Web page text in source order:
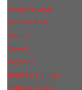
Ariana Grande
Armand Basi
Azzaro
Benefit
Beyonce
Bond № 9 unisex
Bottega Veneta